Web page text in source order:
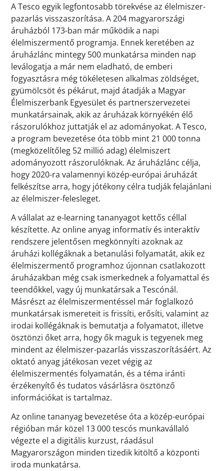
A Tesco egyik legfontosabb törekvése az élelmiszer-
pazarlás visszaszorítása. A 204 magyarországi
áruházból 173-ban már működik a napi
élelmiszermentő programja. Ennek keretében az
áruházlánc mintegy 500 munkatársa minden nap
leválogatja a már nem eladható, de emberi
fogyasztásra még tökéletesen alkalmas zöldséget,
gyümölcsöt és pékárut, majd átadják a Magyar
Élelmiszerbank Egyesület és partnerszervezetei
munkatársainak, akik az áruházak környékén élő
rászorulókhoz juttatják el az adományokat. A Tesco,
a program bevezetése óta több mint 21 000 tonna
(megközelítőleg 52 millió adag) élelmiszert
adományozott rászorulóknak. Az áruházlánc célja,
hogy 2020-ra valamennyi közép-európai áruházát
felkészítse arra, hogy jótékony célra tudják felajánlani
az élelmiszer-felesleget.
A vállalat az e-learning tananyagot kettős céllal
készítette. Az online anyag informatív és interaktív
rendszere jelentősen megkönnyíti azoknak az
áruházi kollégáknak a betanulási folyamatát, akik ez
élelmiszermentő programhoz újonnan csatlakozott
áruházakban még csak ismerkednek a folyamattal és
teendőkkel, vagy új munkatársak a Tescónál.
Másrészt az élelmiszermentéssel már foglalkozó
munkatársak ismereteit is frissíti, erősíti, valamint az
irodai kollégáknak is bemutatja a folyamatot, illetve
ösztönzi őket arra, hogy ők maguk is tegyenek meg
mindent az élelmiszer-pazarlás visszaszorításáért. Az
oktató anyag játékosan vezet végig az
élelmiszermentés folyamatán, és a téma iránti
érzékenyítő és tudatos vásárlásra ösztönző
információkat is tartalmaz.
Az online tananyag bevezetése óta a közép-európai
régióban már közel 13 000 tescós munkavállaló
végezte el a digitális kurzust, ráadásul
Magyarországon minden tizedik kitöltő a központi
iroda munkatársa.